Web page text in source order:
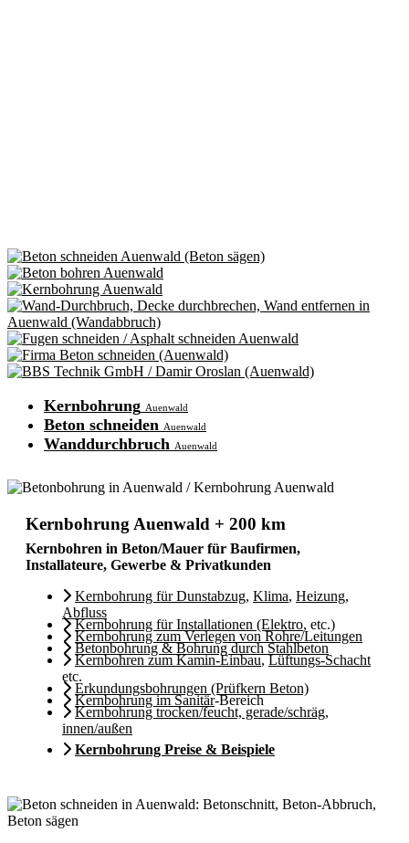
Kernbohrung Auenwald
Beton schneiden Auenwald
Wanddurchbruch Auenwald
Kernbohrung Auenwald + 200 km
Kernbohren in Beton/Mauer für Baufirmen,
Installateure, Gewerbe & Privatkunden
Kernbohrung für Dunstabzug, Klima, Heizung,
Abfluss
Kernbohrung für Installationen (Elektro, etc.)
Kernbohrung zum Verlegen von Rohre/Leitungen
Betonbohrung & Bohrung durch Stahlbeton
Kernbohren zum Kamin-Einbau,Lüftungs-Schacht
etc.
Erkundungsbohrungen (Prüfkern Beton)
Kernbohrung im Sanitär-Bereich
Kernbohrung trocken/feucht, gerade/schräg,
innen/außen
Kernbohrung Preise & Beispiele